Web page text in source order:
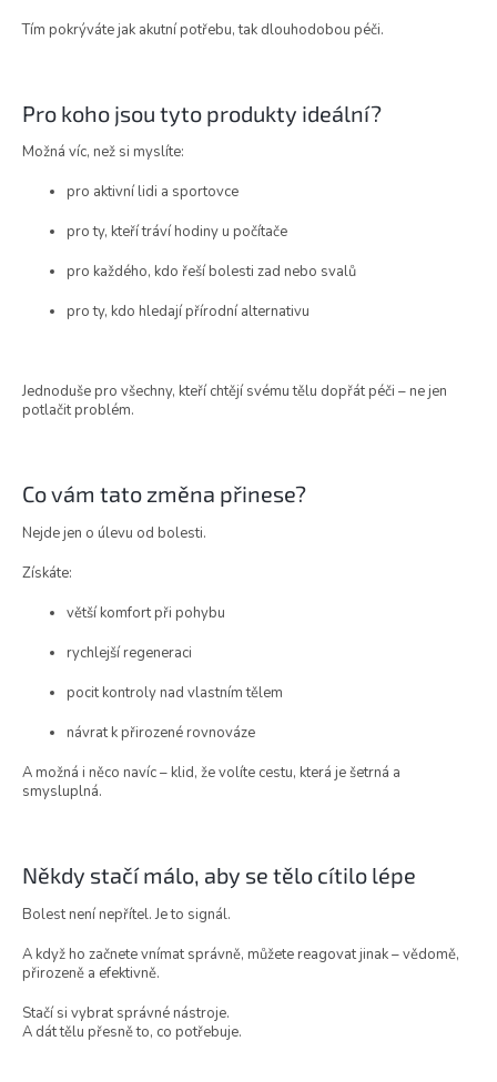
Tím pokrýváte jak akutní potřebu, tak dlouhodobou péči.
Pro koho jsou tyto produkty ideální?
Možná víc, než si myslíte:
pro aktivní lidi a sportovce
pro ty, kteří tráví hodiny u počítače
pro každého, kdo řeší bolesti zad nebo svalů
pro ty, kdo hledají přírodní alternativu
Jednoduše pro všechny, kteří chtějí svému tělu dopřát péči – ne jen
potlačit problém.
Co vám tato změna přinese?
Nejde jen o úlevu od bolesti.
Získáte:
větší komfort při pohybu
rychlejší regeneraci
pocit kontroly nad vlastním tělem
návrat k přirozené rovnováze
A možná i něco navíc – klid, že volíte cestu, která je šetrná a
smysluplná.
Někdy stačí málo, aby se tělo cítilo lépe
Bolest není nepřítel. Je to signál.
A když ho začnete vnímat správně, můžete reagovat jinak – vědomě,
přirozeně a efektivně.
Stačí si vybrat správné nástroje.
A dát tělu přesně to, co potřebuje.